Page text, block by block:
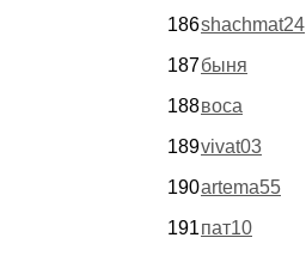
186shachmat24
187быня
188воса
189vivat03
190artema55
191пат10